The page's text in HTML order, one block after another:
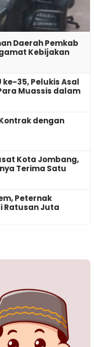
Daerah Pemkab
Kebijakan
35, Pelukis Asal
Muassis dalam
dengan
Kota Jombang,
Terima Satu
Peternak
Ratusan Juta